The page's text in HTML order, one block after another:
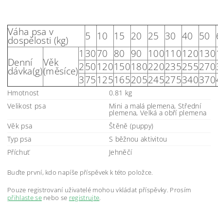
Váha psa v
dospělosti (kg) 5 10 15 20 25 30 40 50
Denní
dávka(g)
Věk
(měsíce)
1 3070 80 90 100110120130
250 120150180220235255270
375 125165205245275340370
Hmotnost
0.81 kg
Velikost psa
Mini a malá plemena, Střední
plemena, Velká a obří plemena
Věk psa
Štěně (puppy)
Typ psa
S běžnou aktivitou
Příchuť
Jehněčí
Buďte první, kdo napíše příspěvek k této položce.
Pouze registrovaní uživatelé mohou vkládat příspěvky. Prosím
přihlaste senebo se registrujte.